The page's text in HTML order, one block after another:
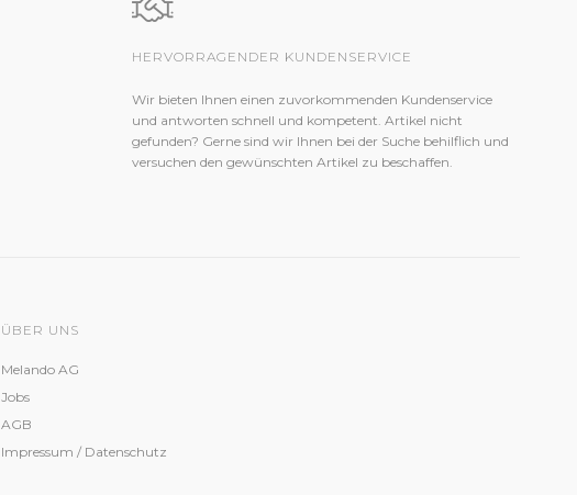
HERVORRAGENDER KUNDENSERVICE
Wir bieten Ihnen einen zuvorkommenden Kundenservice
und antworten schnell und kompetent. Artikel nicht
gefunden? Gerne sind wir Ihnen bei der Suche behilflich und
versuchen den gewünschten Artikel zu beschaffen.
ÜBER UNS
Melando AG
Jobs
AGB
Impressum / Datenschutz